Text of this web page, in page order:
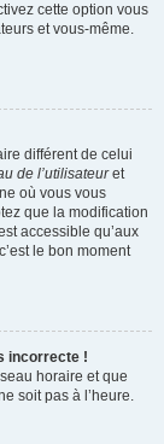
cette option vous
et vous-même.
différent de celui
de l’utilisateuret
où vous vous
que la modification
accessible qu’aux
le bon moment
incorrecte !
horaire et que
soit pas à l’heure.